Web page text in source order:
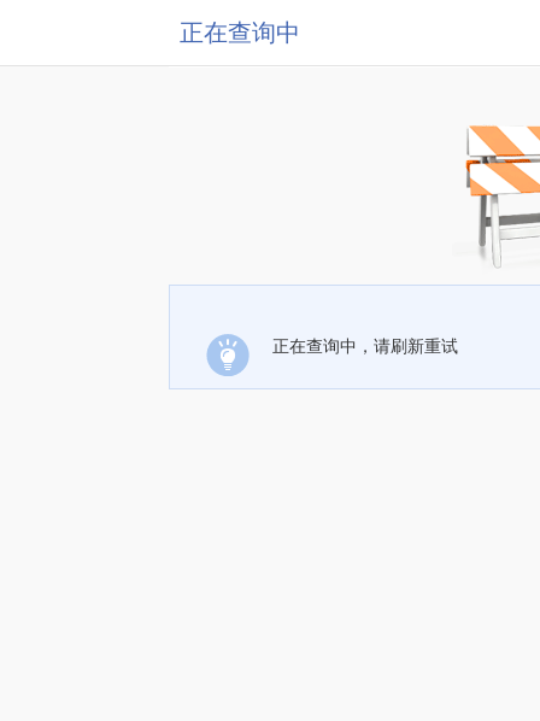
正在查询中
正在查询中，请刷新重试